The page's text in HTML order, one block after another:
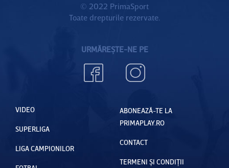
© 2022 PrimaSport
Toate drepturile rezervate.
URMĂREȘTE-NE PE
VIDEO
SUPERLIGA
LIGA CAMPIONILOR
ABONEAZĂ-TE LA
PRIMAPLAY.RO
CONTACT
TERMENI ȘI CONDIȚII